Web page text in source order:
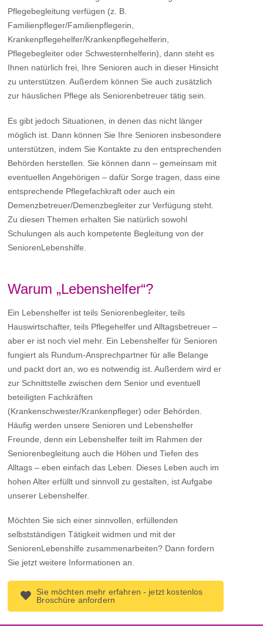
Pflegebegleitung verfügen (z. B.
Familienpfleger/Familienpflegerin,
Krankenpflegehelfer/Krankenpflegehelferin,
Pflegebegleiter oder Schwesternhelferin), dann steht es
Ihnen natürlich frei, Ihre Senioren auch in dieser Hinsicht
zu unterstützen. Außerdem können Sie auch zusätzlich
zur häuslichen Pflege als Seniorenbetreuer tätig sein.
Es gibt jedoch Situationen, in denen das nicht länger
möglich ist. Dann können Sie Ihre Senioren insbesondere
unterstützen, indem Sie Kontakte zu den entsprechenden
Behörden herstellen. Sie können dann – gemeinsam mit
eventuellen Angehörigen – dafür Sorge tragen, dass eine
entsprechende Pflegefachkraft oder auch ein
Demenzbetreuer/Demenzbegleiter zur Verfügung steht.
Zu diesen Themen erhalten Sie natürlich sowohl
Schulungen als auch kompetente Begleitung von der
SeniorenLebenshilfe.
Warum „Lebenshelfer“?
Ein Lebenshelfer ist teils Seniorenbegleiter, teils
Hauswirtschafter, teils Pflegehelfer und Alltagsbetreuer –
aber er ist noch viel mehr. Ein Lebenshelfer für Senioren
fungiert als Rundum-Ansprechpartner für alle Belange
und packt dort an, wo es notwendig ist. Außerdem wird er
zur Schnittstelle zwischen dem Senior und eventuell
beteiligten Fachkräften
(Krankenschwester/Krankenpfleger) oder Behörden.
Häufig werden unsere Senioren und Lebenshelfer
Freunde, denn ein Lebenshelfer teilt im Rahmen der
Seniorenbegleitung auch die Höhen und Tiefen des
Alltags – eben einfach das Leben. Dieses Leben auch im
hohen Alter erfüllt und sinnvoll zu gestalten, ist Aufgabe
unserer Lebenshelfer.
Möchten Sie sich einer sinnvollen, erfüllenden
selbstständigen Tätigkeit widmen und mit der
SeniorenLebenshilfe zusammenarbeiten? Dann fordern
Sie jetzt weitere Informationen an.
Sie möchten mehr erfahren - jetzt kostenlos
Broschüre anfordern